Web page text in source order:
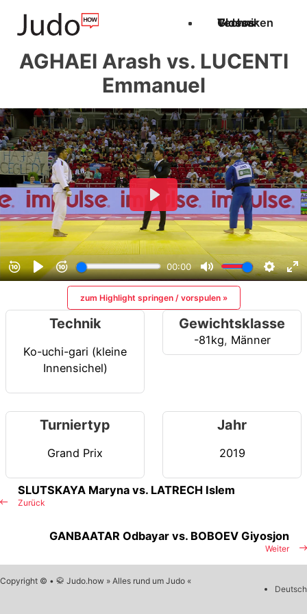
Techniken
Videos
Glossar
AGHAEI Arash vs. LUCENTI
Emmanuel
zum Highlight springen / vorspulen »
Technik
Ko-uchi-gari (kleine
Innensichel)
Gewichtsklasse
-81kg, Männer
Turniertyp
Grand Prix
Jahr
2019
Zurück
SLUTSKAYA Maryna vs. LATRECH Islem
Weiter
GANBAATAR Odbayar vs. BOBOEV Giyosjon
Copyright © • 🥋 Judo.how » Alles rund um Judo «
Deutsch